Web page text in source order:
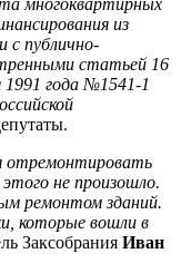
из
с публично-
статьей 16
1991 года №1541-1
отремонтировать
не произошло.
ремонтом зданий.
которые вошли в
Заксобрания Иван